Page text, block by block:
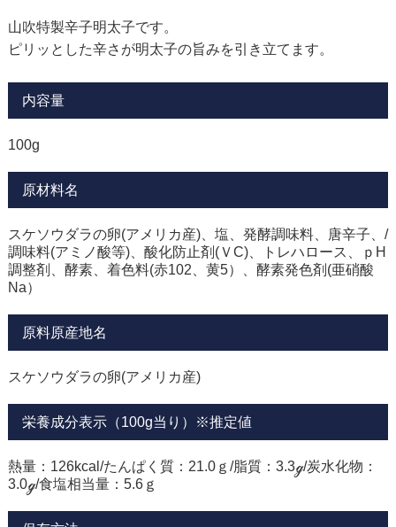
山吹特製辛子明太子です。
ピリッとした辛さが明太子の旨みを引き立てます。
内容量
100g
原材料名
スケソウダラの卵(アメリカ産)、塩、発酵調味料、唐辛子、/
調味料(アミノ酸等)、酸化防止剤(ＶC)、トレハロース、ｐH
調整剤、酵素、着色料(赤102、黄5）、酵素発色剤(亜硝酸
Na）
原料原産地名
スケソウダラの卵(アメリカ産)
栄養成分表示（100g当り）※推定値
熱量：126kcal/たんぱく質：21.0ｇ/脂質：3.3ℊ/炭水化物：
3.0ℊ/食塩相当量：5.6ｇ